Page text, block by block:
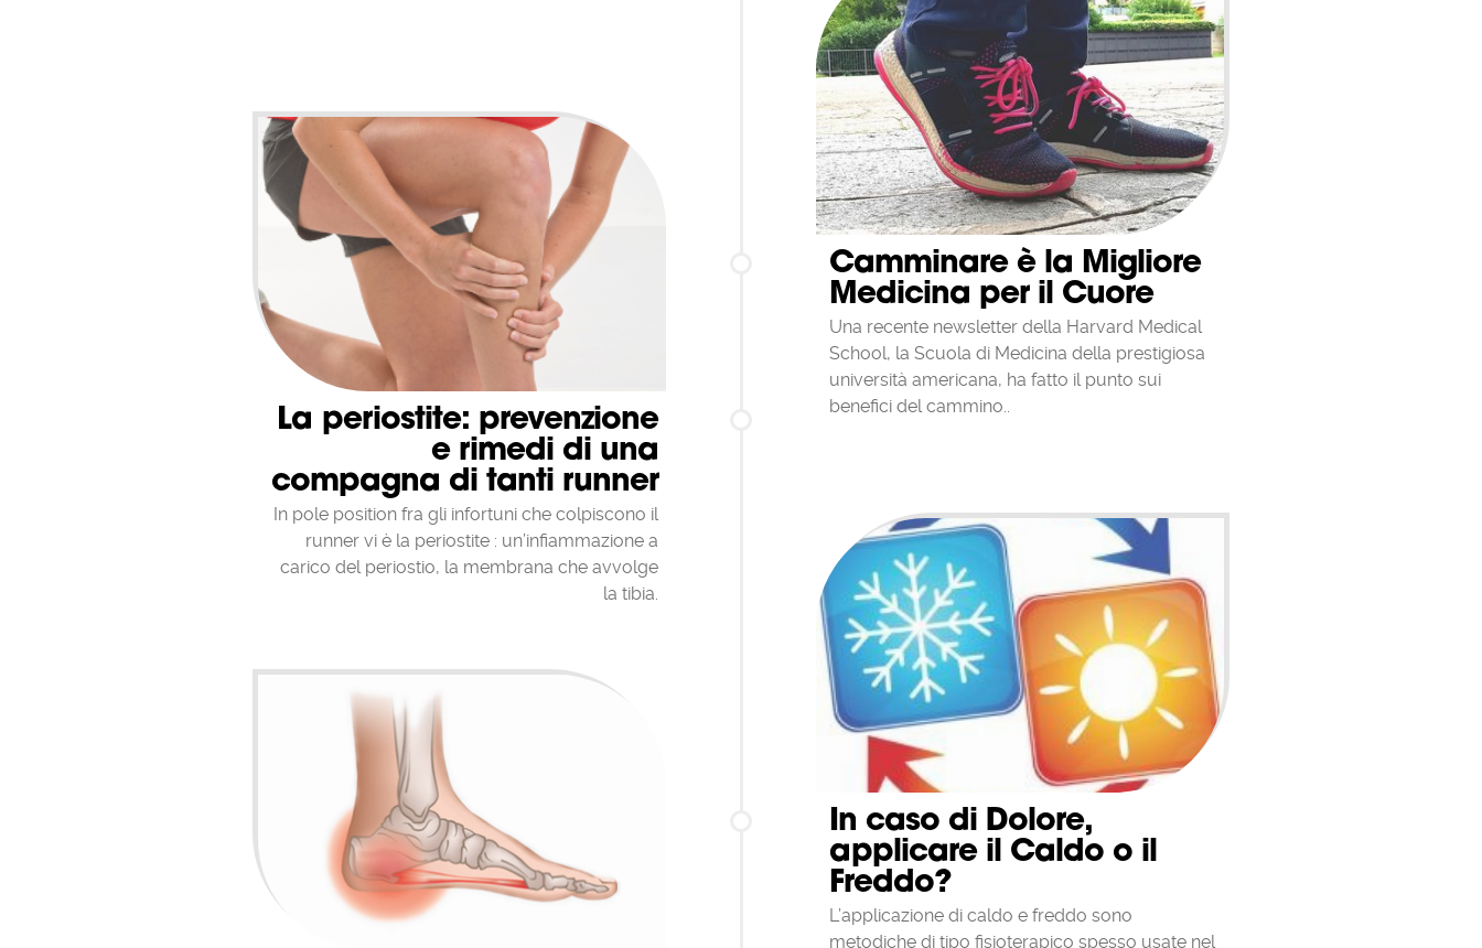
Camminare è la Migliore
Medicina per il Cuore
Una recente newsletter della Harvard Medical
School, la Scuola di Medicina della prestigiosa
università americana, ha fatto il punto sui
benefici del cammino..
La periostite: prevenzione
e rimedi di una
compagna di tanti runner
In pole position fra gli infortuni che colpiscono il
runner vi è la periostite : un’infiammazione a
carico del periostio, la membrana che avvolge
la tibia.
In caso di Dolore,
applicare il Caldo o il
Freddo?
L’applicazione di caldo e freddo sono
metodiche di tipo fisioterapico spesso usate nel